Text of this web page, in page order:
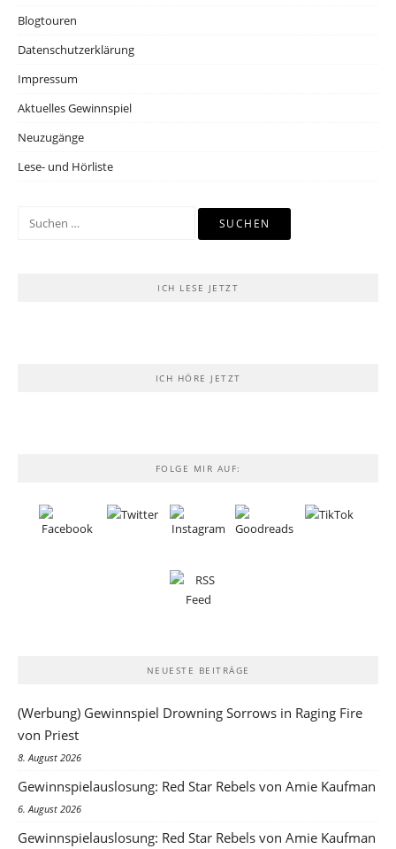
Blogtouren
Datenschutzerklärung
Impressum
Aktuelles Gewinnspiel
Neuzugänge
Lese- und Hörliste
Suchen
ICH LESE JETZT
ICH HÖRE JETZT
FOLGE MIR AUF:
NEUESTE BEITRÄGE
(Werbung) Gewinnspiel Drowning Sorrows in Raging Fire
von Priest
8. August 2026
Gewinnspielauslosung: Red Star Rebels von Amie Kaufman
6. August 2026
Gewinnspielauslosung: Red Star Rebels von Amie Kaufman